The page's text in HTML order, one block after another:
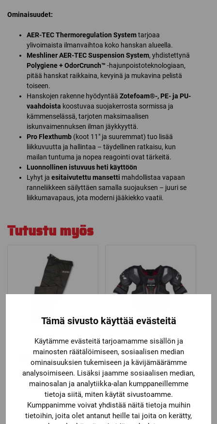
Tämä sivusto käyttää evästeitä
Käytämme evästeitä tarjoamamme sisällön ja
mainosten räätälöimiseen, sosiaalisen median
ominaisuuksien tukemiseen ja kävijämäärämme
analysoimiseen. Lisäksi jaamme sosiaalisen median,
mainosalan ja analytiikka-alan kumppaneillemme
tietoja siitä, miten käytät sivustoamme.
Kumppanimme voivat yhdistää näitä tietoja muihin
tietoihin, joita olet antanut heille tai joita on kerätty,
Ominaisuudet:
AER-TEC Thermoregulation Systemtarjoaa
ylivoimaista ilmanvaihtoa koko hanskan alueella.
Meshliner AER-TEC Suspension System, yhdistettynä
Polygiene + OdorCrunch™ -hajunpoistoteknologiaan,
pitää hanskat raikkaina, kevyinä ja mukavina pelistä
toiseen.
Hanskojen rakenne hyödyntää Zotefoam®-, PE- ja PU-
vaahdoista koostuvaa suojakerrosta sormissa ja
kämmenselässä, tarjoten maksimaalisen
iskunvaimennuksen ilman jäykkyyttä.
Pro Flexthumb (koot 11″ ja suuremmat) tuo lisää
liikkuvuutta ja hallintaa – täydellinen ratkaisu, kun
mailan tuntuma ja nopea reagointi ovat tärkeitä.
Luonnollinen istuvuus heti käyttöön
Lyhyt ja esitaivutettu mansetti mahdollistaa vapaan
ranneliikkeen säilyttäen samalla suojauksen – juuri se
liikkumavapaus, jota moderni jääkiekko vaatii.
Tutustu myös
CCM
CCM EROTUOMARIN
HOUSUT PP9
99,90€
CCM
CCM JETSPEED FT1
HARTIASUOJAT
44,90€